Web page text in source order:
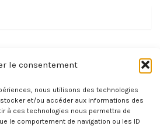
le consentement
nous utilisons des technologies
et/ou accéder aux informations des
à ces technologies nous permettra de
le comportement de navigation ou les ID